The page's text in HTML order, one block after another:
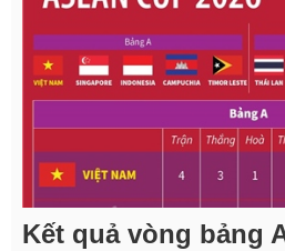
Kết quả vòng bảng